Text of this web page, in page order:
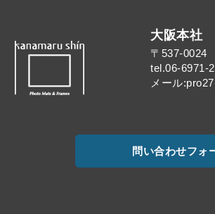
大阪本社
〒537-0024
tel.06-6971-
メール
問い合わせフォ